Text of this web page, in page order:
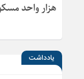
هزار واحد
یادداشت